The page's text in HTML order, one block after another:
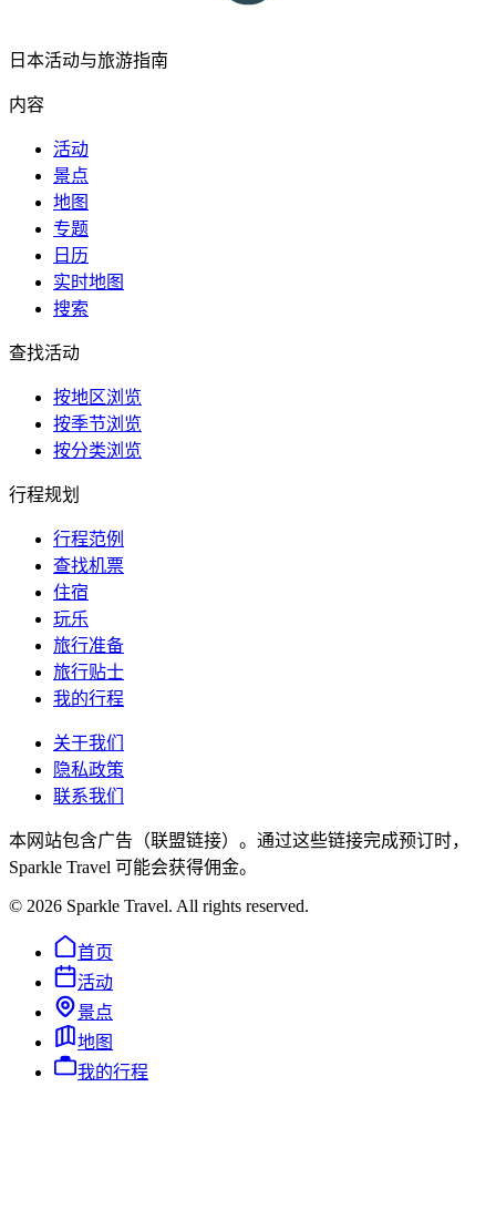
日本活动与旅游指南
内容
活动
景点
地图
专题
日历
实时地图
搜索
查找活动
按地区浏览
按季节浏览
按分类浏览
行程规划
行程范例
查找机票
住宿
玩乐
旅行准备
旅行贴士
我的行程
关于我们
隐私政策
联系我们
本网站包含广告（联盟链接）。通过这些链接完成预订时，
Sparkle Travel 可能会获得佣金。
© 2026 Sparkle Travel. All rights reserved.
首页
活动
景点
地图
我的行程